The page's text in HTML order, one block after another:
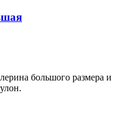
большого размера и